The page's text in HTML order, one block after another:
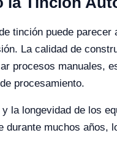
tinción puede
La calidad de
procesos manuales,
procesamiento.
la longevidad de los
durante muchos